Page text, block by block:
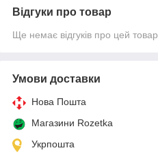
Відгуки про товар
Ще немає відгуків про цей товар
Умови доставки
Нова Пошта
Магазини Rozetka
Укрпошта